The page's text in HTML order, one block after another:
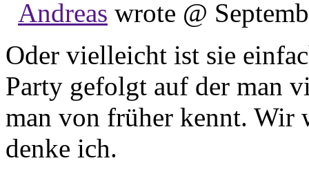
Andreas wrote @
Oder vielleicht ist sie
Party gefolgt auf der man
man von früher kennt. Wir
denke ich.